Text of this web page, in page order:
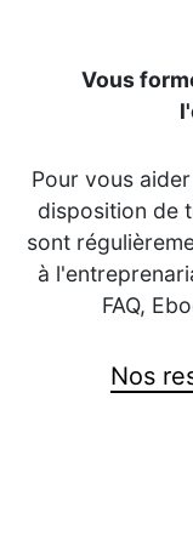
Vous
Pour vous
disposition de
sont
à
FAQ,
Nos